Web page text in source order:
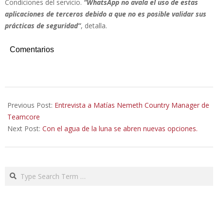
Condiciones del servicio. “WhatsApp no avala el uso de estas
aplicaciones de terceros debido a que no es posible validar sus
prácticas de seguridad”, detalla.
Comentarios
11-
02
Previous Post: Entrevista a Matías Nemeth Country Manager de
Teamcore
Next Post: Con el agua de la luna se abren nuevas opciones.
Search